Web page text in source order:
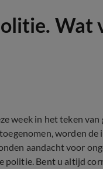
Wat
week in het teken
worden
aandacht voor
Bent u altijd